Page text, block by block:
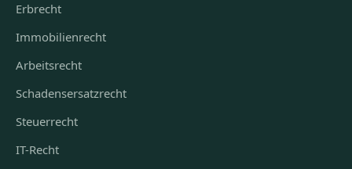
Erbrecht
Immobilienrecht
Arbeitsrecht
Schadensersatzrecht
Steuerrecht
IT-Recht